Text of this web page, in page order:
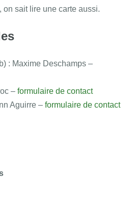
on sait lire une carte aussi.
: Maxime Deschamps –
– formulaire de contact
Aguirre – formulaire de contact